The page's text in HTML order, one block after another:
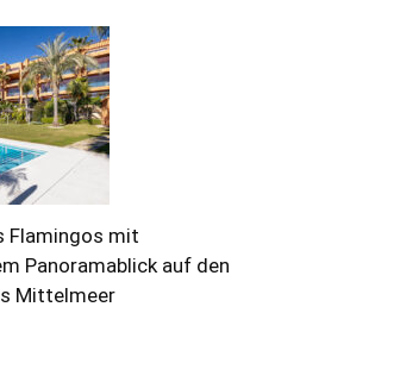
Flamingos mit
Panoramablick auf den
Mittelmeer